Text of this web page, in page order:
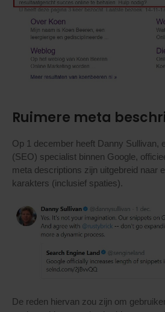
Ruimere meta
Op 1 december heeft Danny Sullivan,
(SEO) specialist binnen Google,
meta descriptions zijn uitgebreid naar
karakters (inclusief spaties).
De reden hiervan zou zijn om